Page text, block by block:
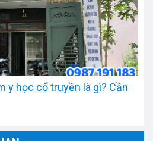
y học cổ truyền là gì? Cần